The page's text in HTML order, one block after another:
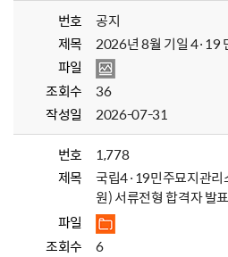
번호
공지
제목
2026년 8월 기일 4·19
파일
조회수
36
작성일
2026-07-31
번호
1,778
제목
국립4·19민주묘지관리
원) 서류전형 합격자 발
파일
조회수
6